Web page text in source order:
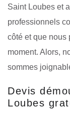
Saint Loubes et
professionnels
côté et que nous
moment. Alors,
sommes
Devis
Loubes